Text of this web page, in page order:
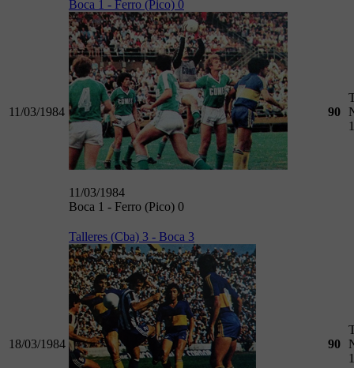
11/03/1984
Boca 1 - Ferro (Pico) 0
11/03/1984
Boca 1 - Ferro (Pico) 0
90
18/03/1984
Talleres (Cba) 3 - Boca 3
90